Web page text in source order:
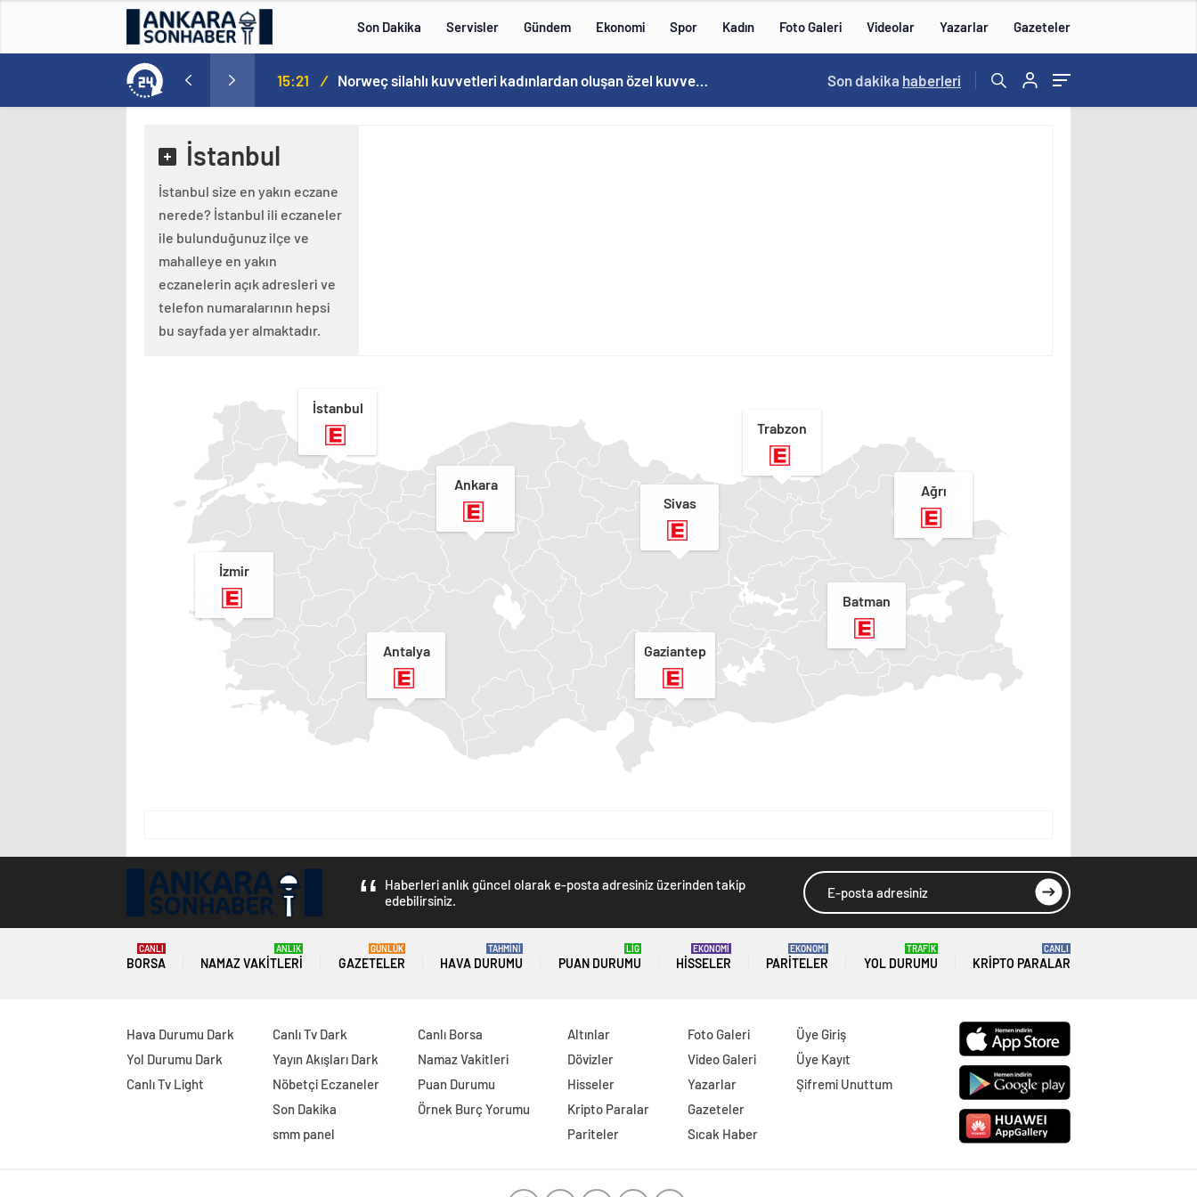
Son Dakika Servisler Gündem Ekonomi Spor Kadın Foto Galeri Videolar Yazarlar Gazeteler
Tam 5 futbolcu…. 15:21 / Norweç silahlı kuvvetleri kadınlardan oluşan özel kuvvetler eğitimlerini başlattı. 15:20 /
Son dakika haberleri
İstanbul
İstanbul size en yakın eczane
nerede? İstanbul ili eczaneler
ile bulunduğunuz ilçe ve
mahalleye en yakın
eczanelerin açık adresleri ve
telefon numaralarının hepsi
bu sayfada yer almaktadır.
İstanbul
İzmir
Ankara
Antalya
Trabzon
Sivas
Ağrı
Batman
Gaziantep
Haberleri anlık güncel olarak e-posta adresiniz üzerinden takip
edebilirsiniz.
BORSA
CANLI
NAMAZ VAKITLERI
ANLIK
GAZETELER
GÜNLÜK
HAVA DURUMU
TAHMİNİ
PUAN DURUMU
LİG
HISSELER
EKONOMİ
PARITELER
EKONOMİ
YOL DURUMU
TRAFİK
KRIPTO PARALAR
CANLI
Hava Durumu Dark
Yol Durumu Dark
Canlı Tv Light
Canlı Tv Dark
Yayın Akışları Dark
Nöbetçi Eczaneler
Son Dakika
smm panel
Canlı Borsa
Namaz Vakitleri
Puan Durumu
Örnek Burç Yorumu
Altınlar
Dövizler
Hisseler
Kripto Paralar
Pariteler
Foto Galeri
Video Galeri
Yazarlar
Gazeteler
Sıcak Haber
Üye Giriş
Üye Kayıt
Şifremi Unuttum